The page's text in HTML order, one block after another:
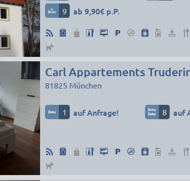
9 ab 9,90€ p.P.
Carl Appartements
81825 München
1 auf Anfrage! 8 auf